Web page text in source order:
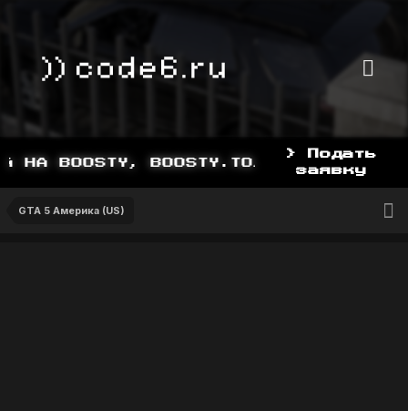
BOOSTY.TO/YDDY
> Подать
заявку
GTA 5 Америка (US)